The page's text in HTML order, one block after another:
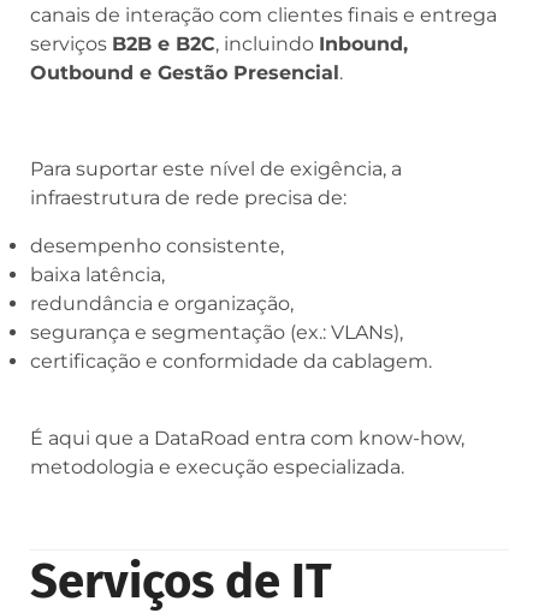
canais de interação com clientes finais e entrega
serviços B2B e B2C, incluindo Inbound,
Outbound e Gestão Presencial.
Para suportar este nível de exigência, a
infraestrutura de rede precisa de:
desempenho consistente,
baixa latência,
redundância e organização,
segurança e segmentação (ex.: VLANs),
certificação e conformidade da cablagem.
É aqui que a DataRoad entra com know-how,
metodologia e execução especializada.
Serviços de IT